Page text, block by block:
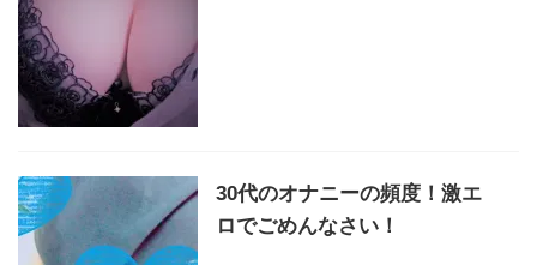
30代のオナニーの頻度！激エ
ロでごめんなさい！